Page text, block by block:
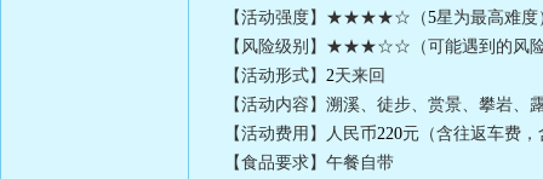
【活动强度】★★★★☆（5星为最高难度
【风险级别】★★★☆☆（可能遇到的风险
【活动形式】 2天来回
【活动内容】溯溪、徒步、赏景、攀岩、
【活动费用】人民币220元（含往返车费
【食品要求】午餐自带